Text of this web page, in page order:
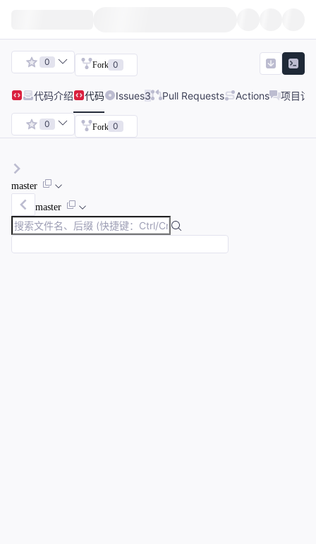
0 Fork 0
代码介绍 代码 Issues3 Pull Requests Actions 项目讨
0 Fork 0
master
master